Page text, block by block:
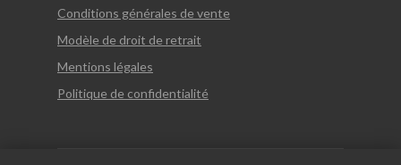
Politique de confidentialité
Mentions légales
Modèle de droit de retrait
Conditions générales de vente